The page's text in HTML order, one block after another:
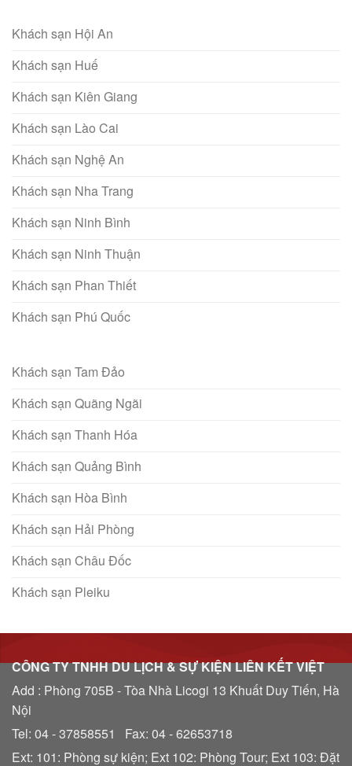
Khách sạn Hội An
Khách sạn Huế
Khách sạn Kiên Giang
Khách sạn Lào Cai
Khách sạn Nghệ An
Khách sạn Nha Trang
Khách sạn Ninh Bình
Khách sạn Ninh Thuận
Khách sạn Phan Thiết
Khách sạn Phú Quốc
Khách sạn Tam Đảo
Khách sạn Quãng Ngãi
Khách sạn Thanh Hóa
Khách sạn Quảng Bình
Khách sạn Hòa Bình
Khách sạn Hải Phòng
Khách sạn Châu Đốc
Khách sạn Pleiku
CÔNG TY TNHH DU LỊCH & SỰ KIỆN LIÊN KẾT VIỆT
Add : Phòng 705B - Tòa Nhà Licogi 13 Khuất Duy Tiến, Hà
Nội
Tel: 04 - 37858551 Fax: 04 - 62653718
Ext: 101: Phòng sự kiện; Ext 102: Phòng Tour; Ext 103: Đặt